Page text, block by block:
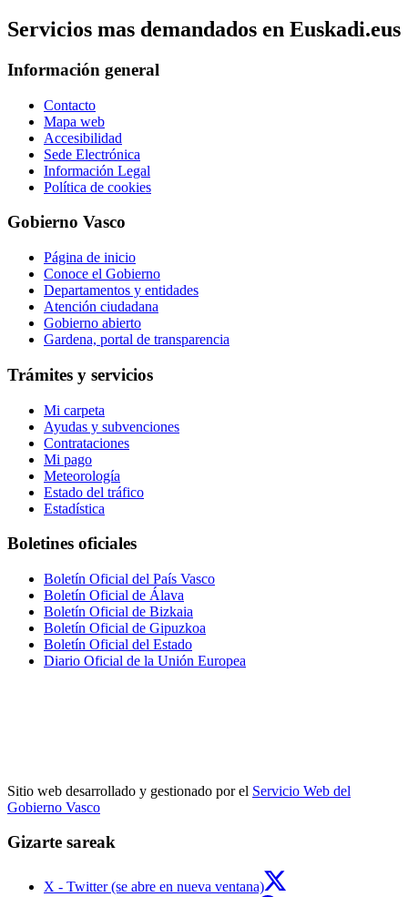
Servicios mas demandados en Euskadi.eus
Información general
Contacto
Mapa web
Accesibilidad
Sede Electrónica
Información Legal
Política de cookies
Gobierno Vasco
Página de inicio
Conoce el Gobierno
Departamentos y entidades
Atención ciudadana
Gobierno abierto
Gardena, portal de transparencia
Trámites y servicios
Mi carpeta
Ayudas y subvenciones
Contrataciones
Mi pago
Meteorología
Estado del tráfico
Estadística
Boletines oficiales
Boletín Oficial del País Vasco
Boletín Oficial de Álava
Boletín Oficial de Bizkaia
Boletín Oficial de Gipuzkoa
Boletín Oficial del Estado
Diario Oficial de la Unión Europea
Sitio web desarrollado y gestionado por el Servicio Web del
Gobierno Vasco
Gizarte sareak
X - Twitter (se abre en nueva ventana)